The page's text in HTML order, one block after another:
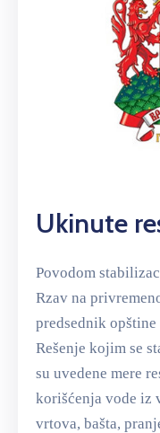
Ukinute
Povodom
Rzav na
predsednik
Rešenje kojim se
su uvedene mere
korišćenja vode iz
vrtova, bašta,